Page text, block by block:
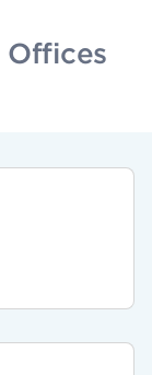
Offices